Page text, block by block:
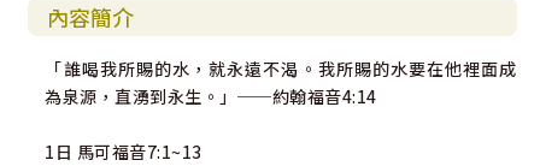
內容簡介
「誰喝我所賜的水，就永遠不渴。我所賜的水要在他裡面成
為泉源，直湧到永生。」──約翰福音4:14
1日 馬可福音7:1~13